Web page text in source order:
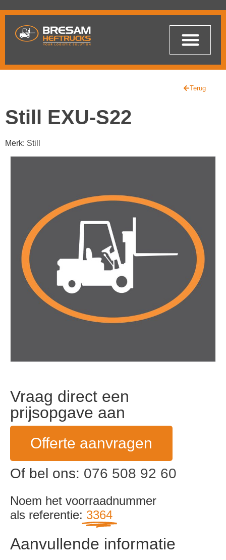
Terug
Still EXU-S22
Merk: Still
Vraag direct een
prijsopgave aan
Offerte aanvragen
Of bel ons: 076 508 92 60
Noem het voorraadnummer
als referentie: 3364
Aanvullende informatie